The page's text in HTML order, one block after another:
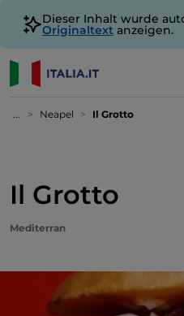
Dieser Inhalt wurde
Originaltext anzeigen.
... Neapel Il Grotto
Il Grotto
Mediterran